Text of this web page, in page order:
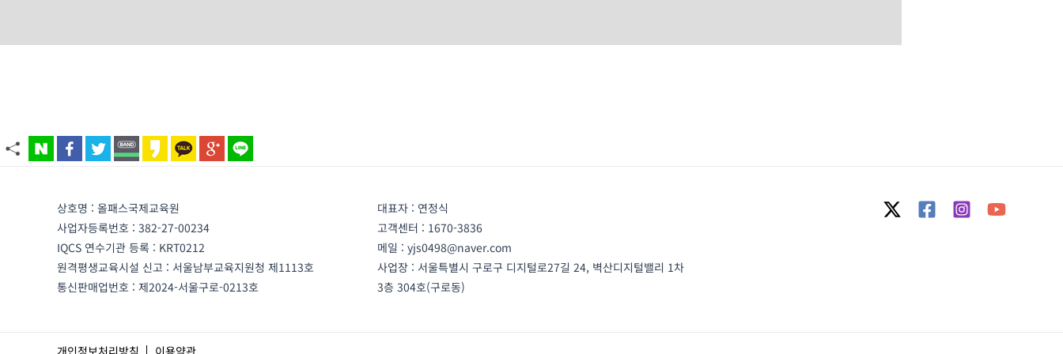
상호명 : 올패스국제교육원
사업자등록번호 : 382-27-00234
IQCS 연수기관 등록 : KRT0212
원격평생교육시설 신고 : 서울남부교육지원청 제1113호
통신판매업번호 : 제2024-서울구로-0213호
대표자 : 연정식
고객센터 : 1670-3836
메일 : yjs0498@naver.com
사업장 : 서울특별시 구로구 디지털로27길 24, 벽산디지털밸리 1차
3층 304호(구로동)
개인정보처리방침 이용약관